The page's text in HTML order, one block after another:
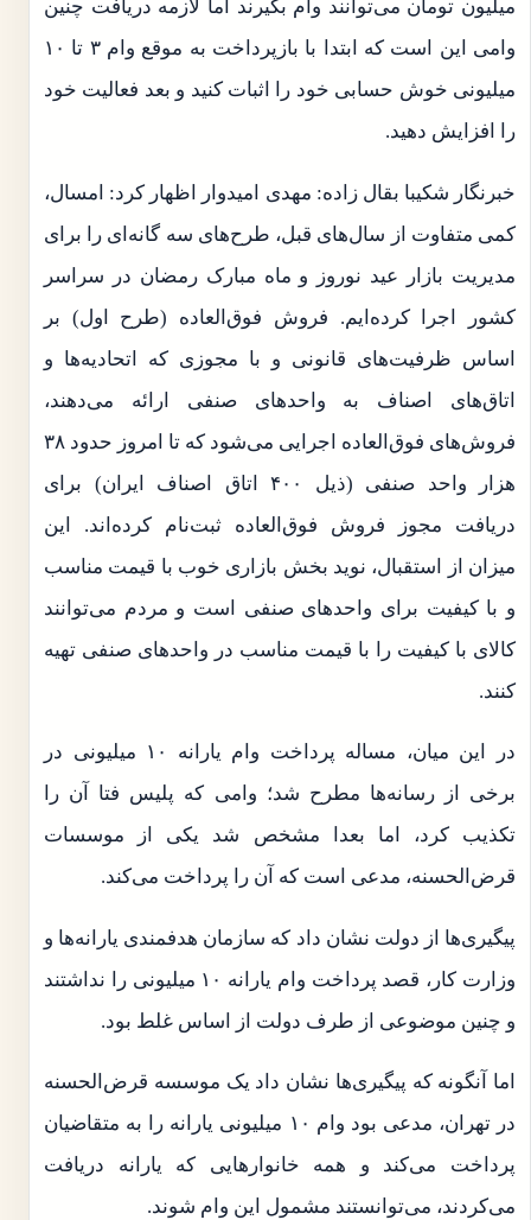
میلیون تومان می‌توانند وام بگیرند اما لازمه دریافت چنین
وامی این است که ابتدا با بازپرداخت به موقع وام ۳ تا ۱۰
میلیونی خوش حسابی خود را اثبات کنید و بعد فعالیت خود
را افزایش دهید.
خبرنگار شکیبا بقال زاده: مهدی امیدوار اظهار کرد: امسال،
کمی متفاوت از سال‌های قبل، طرح‌های سه گانه‌ای را برای
مدیریت بازار عید نوروز و ماه مبارک رمضان در سراسر
کشور اجرا کرده‌ایم. فروش فوق‌العاده (طرح اول) بر
اساس ظرفیت‌های قانونی و با مجوزی که اتحادیه‌ها و
اتاق‌های اصناف به واحدهای صنفی ارائه می‌دهند،
فروش‌های فوق‌العاده اجرایی می‌شود که تا امروز حدود ۳۸
هزار واحد صنفی (ذیل ۴۰۰ اتاق اصناف ایران) برای
دریافت مجوز فروش فوق‌العاده ثبت‌نام کرده‌اند. این
میزان از استقبال، نوید بخش بازاری خوب با قیمت مناسب
و با کیفیت برای واحدهای صنفی است و مردم می‌توانند
کالای با کیفیت را با قیمت مناسب در واحدهای صنفی تهیه
کنند.
در این میان، مساله پرداخت وام یارانه ۱۰ میلیونی در
برخی از رسانه‌ها مطرح شد؛ وامی که پلیس فتا آن را
تکذیب کرد، اما بعدا مشخص شد یکی از موسسات
قرض‌الحسنه، مدعی است که آن را پرداخت می‌کند.
پیگیری‌ها از دولت نشان داد که سازمان هدفمندی یارانه‌ها و
وزارت کار، قصد پرداخت وام یارانه ۱۰ میلیونی را نداشتند
و چنین موضوعی از طرف دولت از اساس غلط بود.
اما آنگونه که پیگیری‌ها نشان داد یک موسسه قرض‌الحسنه
در تهران، مدعی بود وام ۱۰ میلیونی یارانه را به متقاضیان
پرداخت می‌کند و همه خانوار‌هایی که یارانه دریافت
می‌کردند، می‌توانستند مشمول این وام شوند.